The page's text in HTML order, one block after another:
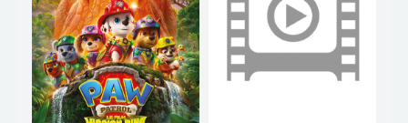
Réservation
TOUT PUBLIC VF
Réservation
VF